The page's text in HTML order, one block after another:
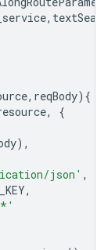
,
, reqBody){
,
{
),
json' ,
,